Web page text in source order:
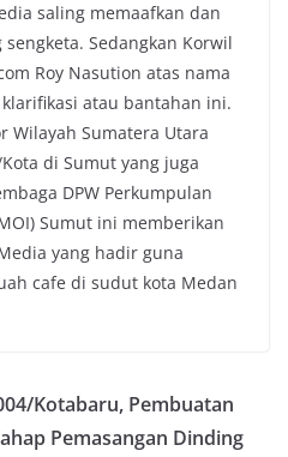
saling memaafkan dan
Sedangkan Korwil
Roy Nasution atas nama
atau bantahan ini.
Wilayah Sumatera Utara
di Sumut yang juga
DPW Perkumpulan
Sumut ini memberikan
yang hadir guna
cafe di sudut kota Medan
Kotabaru, Pembuatan
Pemasangan Dinding